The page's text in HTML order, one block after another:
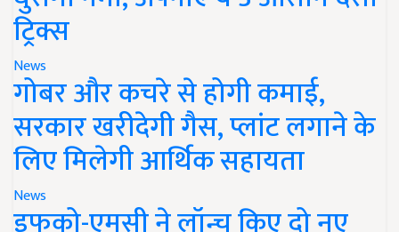
ट्रिक्स
News
गोबर और कचरे से होगी कमाई,
सरकार खरीदेगी गैस, प्लांट लगाने के
लिए मिलेगी आर्थिक सहायता
News